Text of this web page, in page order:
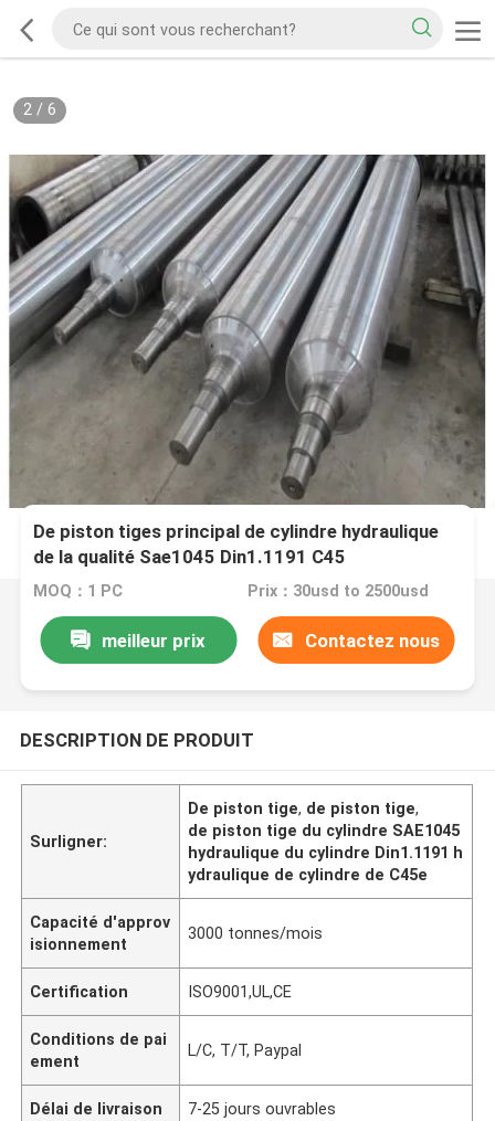
2/ 6
De piston tiges principal de cylindre hydraulique
de la qualité Sae1045 Din1.1191 C45
MOQ：1 PC Prix：30usd to 2500usd
meilleur prix Contactez nous
DESCRIPTION DE PRODUIT
Surligner:
De piston tige, de piston tige,
de piston tige du cylindre SAE1045
hydraulique du cylindre Din1.1191 h
ydraulique de cylindre de C45e
Capacité d'approv
isionnement
3000 tonnes/mois
Certification ISO9001,UL,CE
Conditions de pai
ement
L/C, T/T, Paypal
Délai de livraison 7-25 jours ouvrables